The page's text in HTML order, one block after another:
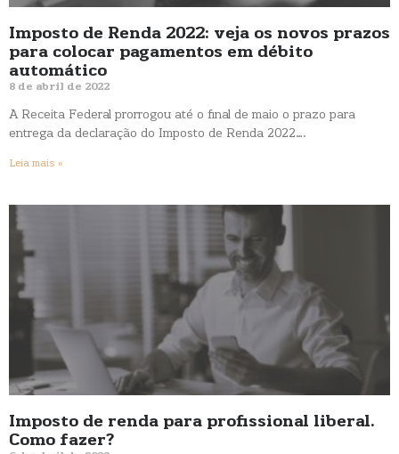
Imposto de Renda 2022: veja os novos prazos
para colocar pagamentos em débito
automático
8 de abril de 2022
A Receita Federal prorrogou até o final de maio o prazo para
entrega da declaração do Imposto de Renda 2022….
Leia mais »
Imposto de renda para profissional liberal.
Como fazer?